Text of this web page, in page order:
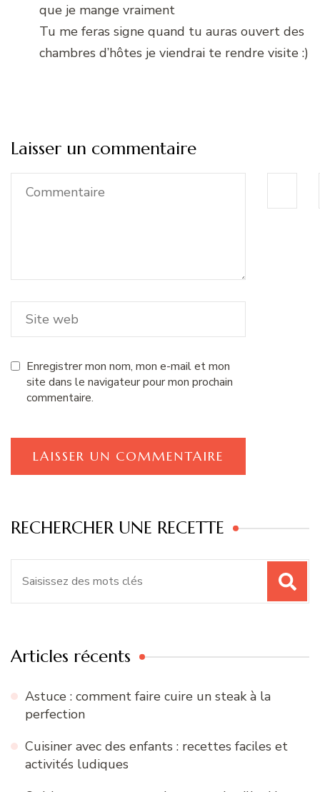
que je mange vraiment
Tu me feras signe quand tu auras ouvert des
chambres d’hôtes je viendrai te rendre visite :)
Laisser un commentaire
Enregistrer mon nom, mon e-mail et mon
site dans le navigateur pour mon prochain
commentaire.
RECHERCHER UNE RECETTE
Articles récents
Astuce : comment faire cuire un steak à la
perfection
Cuisiner avec des enfants : recettes faciles et
activités ludiques